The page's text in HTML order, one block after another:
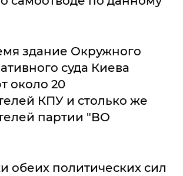
здание Окружного
суда Киева
около 20
КПУ и столько же
партии "ВО
обеих политических сил